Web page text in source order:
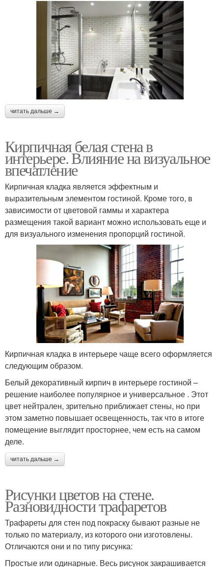
читать дальше →
Кирпичная белая стена в
интерьере. Влияние на визуальное
впечатление
Кирпичная кладка является эффектным и
выразительным элементом гостиной. Кроме того, в
зависимости от цветовой гаммы и характера
размещения такой вариант можно использовать еще и
для визуального изменения пропорций гостиной.
Кирпичная кладка в интерьере чаще всего оформляется
следующим образом.
Белый декоративный кирпич в интерьере гостиной –
решение наиболее популярное и универсальное . Этот
цвет нейтрален, зрительно приближает стены, но при
этом заметно повышает освещенность, так что в итоге
помещение выглядит просторнее, чем есть на самом
деле.
читать дальше →
Рисунки цветов на стене.
Разновидности трафаретов
Трафареты для стен под покраску бывают разные не
только по материалу, из которого они изготовлены.
Отличаются они и по типу рисунка:
Простые или одинарные. Весь рисунок закрашивается